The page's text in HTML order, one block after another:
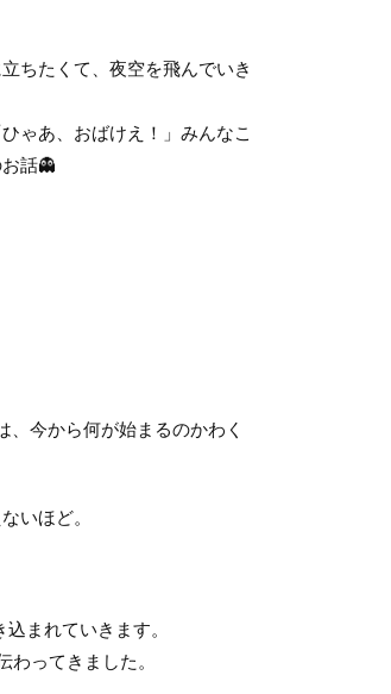
ちたくて、夜空を飛んでいき
ゃあ、おばけえ！」みんなこ
話👻
今から何が始まるのかわく
いほど。
まれていきます。
ってきました。